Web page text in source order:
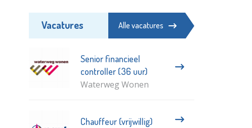
Vacatures Alle vacatures
Senior financieel
controller (36 uur)
Waterweg Wonen
Chauffeur (vrijwillig)